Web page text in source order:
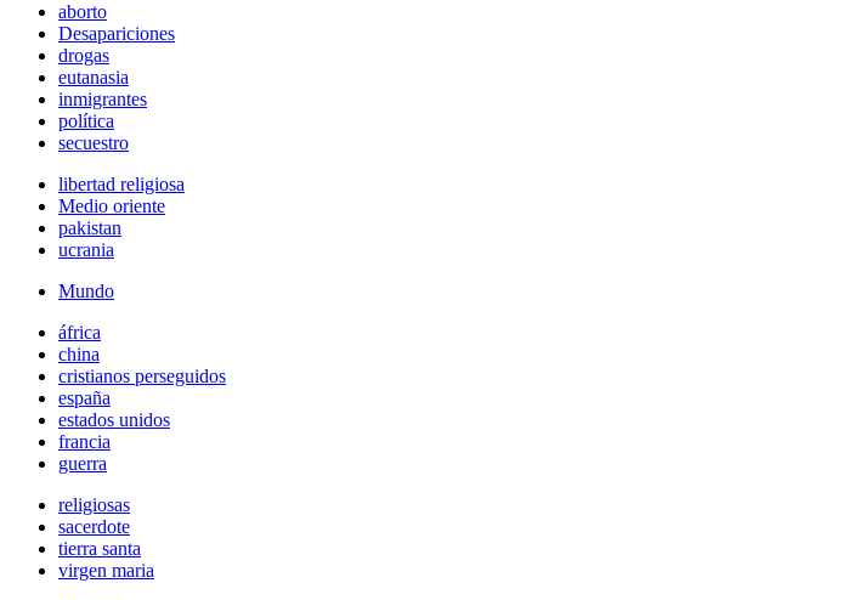
aborto
Desapariciones
drogas
eutanasia
inmigrantes
política
secuestro
libertad religiosa
Medio oriente
pakistan
ucrania
Mundo
áfrica
china
cristianos perseguidos
españa
estados unidos
francia
guerra
religiosas
sacerdote
tierra santa
virgen maria